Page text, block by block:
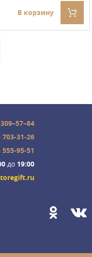
В корзину
703-31-26
555-95-51
до 19:00